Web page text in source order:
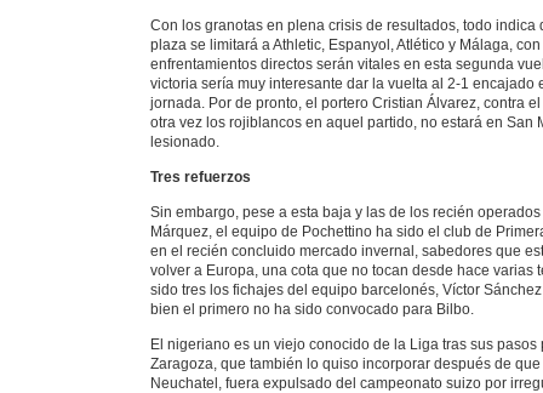
Con los granotas en plena crisis de resultados, todo indica
plaza se limitará a Athletic, Espanyol, Atlético y Málaga,
enfrentamientos directos serán vitales en esta segunda
victoria sería muy interesante dar la vuelta al 2-1 encajado
jornada. Por de pronto, el portero Cristian Álvarez, contra
otra vez los rojiblancos en aquel partido, no estará en San
lesionado.
Tres refuerzos
Sin embargo, pese a esta baja y las de los recién
Márquez, el equipo de Pochettino ha sido el club de
en el recién concluido mercado invernal, sabedores que
volver a Europa, una cota que no tocan desde hace varias
sido tres los fichajes del equipo barcelonés, Víctor
bien el primero no ha sido convocado para Bilbo.
El nigeriano es un viejo conocido de la Liga tras sus pasos
Zaragoza, que también lo quiso incorporar después de
Neuchatel, fuera expulsado del campeonato suizo por